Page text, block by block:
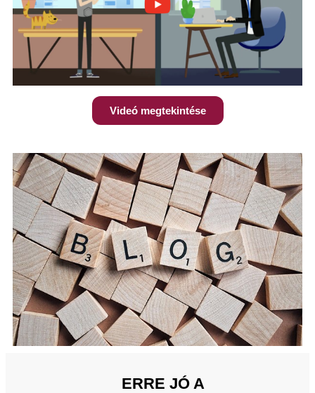
Videó megtekintése
ERRE JÓ A